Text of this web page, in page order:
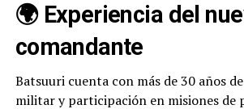
🌍 Experiencia del
comandante
Batsuuri cuenta con más de 30 años
militar y participación en misiones de